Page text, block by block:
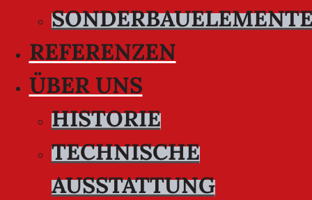
REFERENZEN
ÜBER UNS
HISTORIE
TECHNISCHE
AUSSTATTUNG